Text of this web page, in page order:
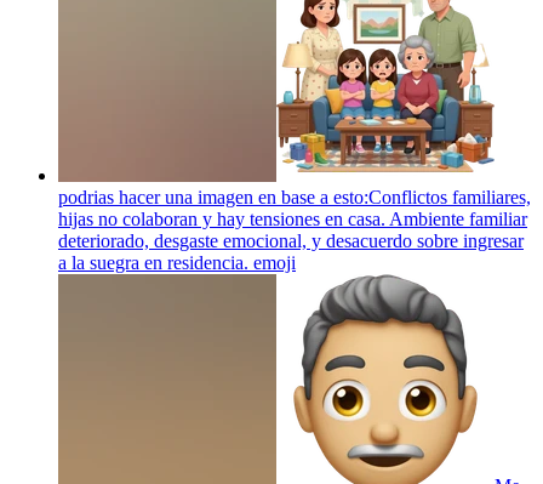
podrias hacer una imagen en base a esto:Conflictos familiares,
hijas no colaboran y hay tensiones en casa. Ambiente familiar
deteriorado, desgaste emocional, y desacuerdo sobre ingresar
a la suegra en residencia. emoji